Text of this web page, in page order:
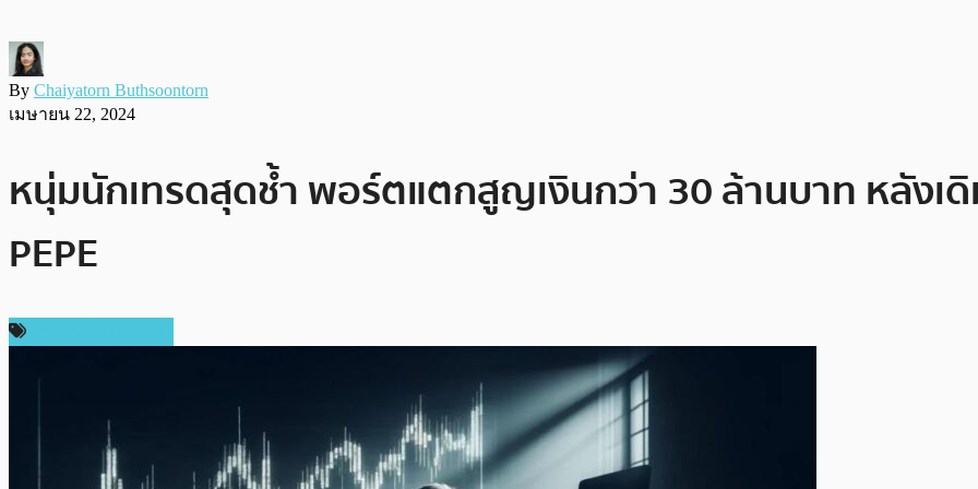
By Chaiyatorn Buthsoontorn
เมษายน 22, 2024
หนุ่มนักเทรดสุดช้ำ พอร์ตแตกสูญเงินกว่า 30 ล้านบาท หลัง
PEPE